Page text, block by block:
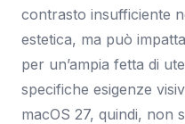
contrasto insufficiente
estetica, ma può
per un’ampia fetta di
specifiche esigenze
macOS 27, quindi, non